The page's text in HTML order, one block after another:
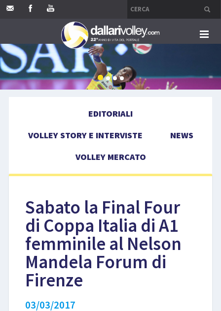
HOME
EVENTI
LIBRI
EDITORIALI
VOLLEY STORY E INTERVISTE
NEWS
VOLLEY MERCATO
Sabato la Final Four
di Coppa Italia di A1
femminile al Nelson
Mandela Forum di
Firenze
03/03/2017